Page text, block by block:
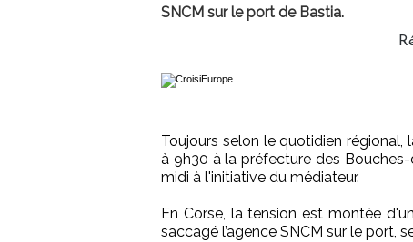
SNCM sur le port de Bastia.
Toujours selon le quotidien
à 9h30 à la préfecture des
midi à l'initiative du médiateur.
En Corse, la tension est montée
saccagé l’agence SNCM sur le port,